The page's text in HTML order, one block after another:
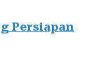
Persiapan